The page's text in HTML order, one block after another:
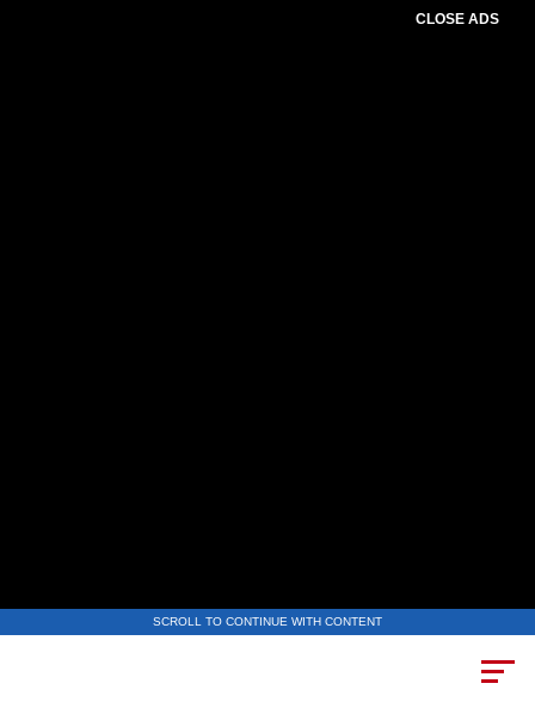
CLOSE ADS
SCROLL TO CONTINUE WITH CONTENT